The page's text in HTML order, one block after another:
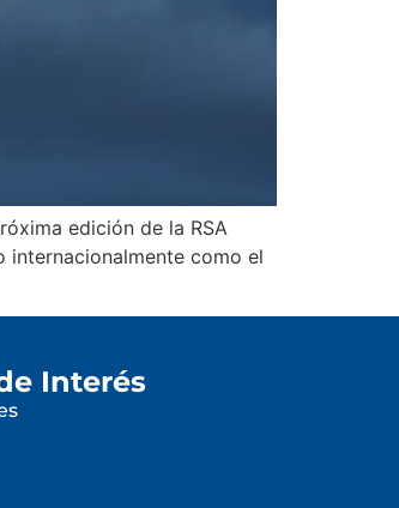
edición de la RSA
internacionalmente como el
Interés